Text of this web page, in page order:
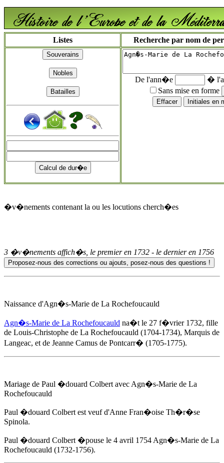
Listes Recherche par nom de
De l'ann�e
�
Sans mise en forme
�v�nements contenant la ou les locutions cherch�es
3 �v�nements affich�s, le premier en 1732 - le dernier en 1756
Naissance d'Agn�s-Marie de La Rochefoucauld
Agn�s-Marie de La Rochefoucauld na�t le 27 f�vrier 1732, fille
de Louis-Christophe de La Rochefoucauld (1704-1734), Marquis de
Langeac, et de Jeanne Camus de Pontcarr� (1705-1775).
Mariage de Paul �douard Colbert avec Agn�s-Marie de La
Rochefoucauld
Paul �douard Colbert est veuf d'Anne Fran�oise Th�r�se
Spinola.
Paul �douard Colbert �pouse le 4 avril 1754 Agn�s-Marie de La
Rochefoucauld (1732-1756).